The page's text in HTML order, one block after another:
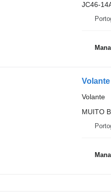
JC46-
Volante
MUITO